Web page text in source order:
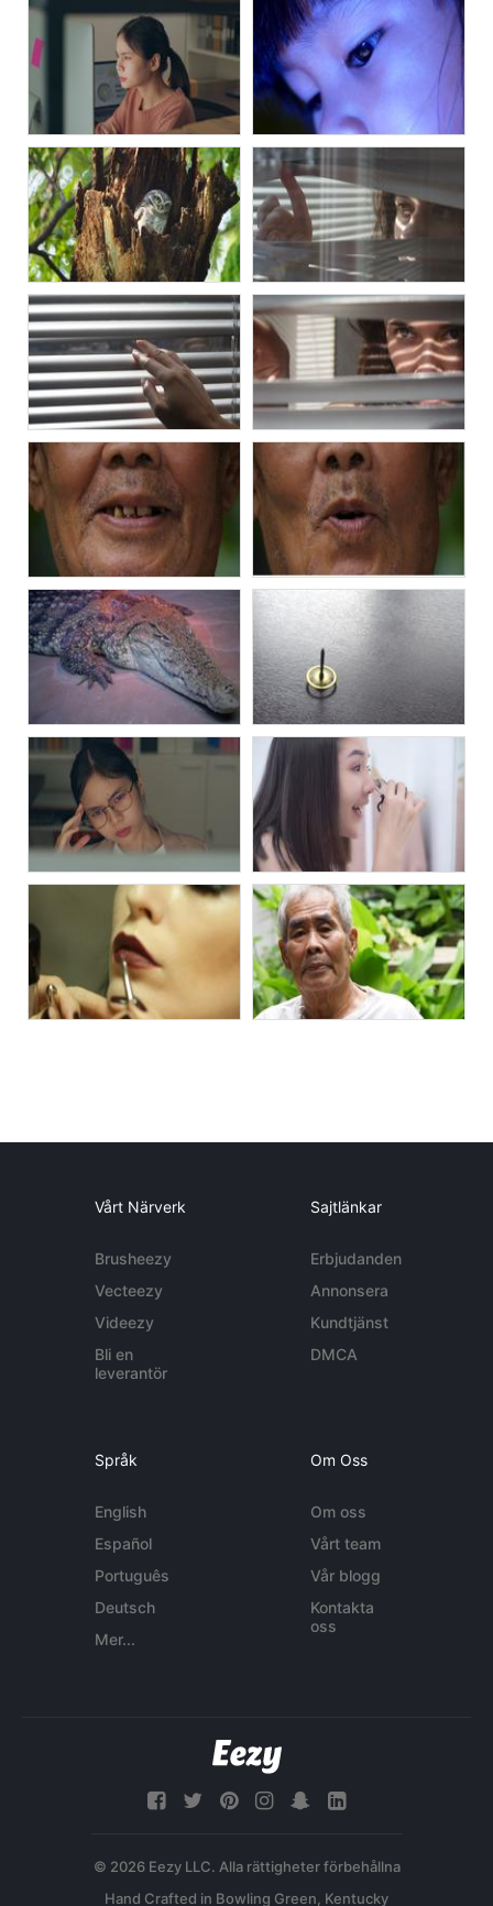
Vårt Närverk
Brusheezy
Vecteezy
Videezy
Bli en
leverantör
Sajtlänkar
Erbjudanden
Annonsera
Kundtjänst
DMCA
Språk
English
Español
Português
Deutsch
Mer...
Om Oss
Om oss
Vårt team
Vår blogg
Kontakta
oss
© 2026 Eezy LLC. Alla rättigheter förbehållna